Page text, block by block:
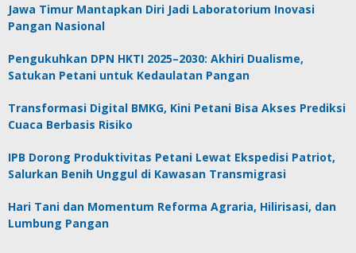
Jawa Timur Mantapkan Diri Jadi Laboratorium Inovasi
Pangan Nasional
Pengukuhkan DPN HKTI 2025–2030: Akhiri Dualisme,
Satukan Petani untuk Kedaulatan Pangan
Transformasi Digital BMKG, Kini Petani Bisa Akses Prediksi
Cuaca Berbasis Risiko
IPB Dorong Produktivitas Petani Lewat Ekspedisi Patriot,
Salurkan Benih Unggul di Kawasan Transmigrasi
Hari Tani dan Momentum Reforma Agraria, Hilirisasi, dan
Lumbung Pangan